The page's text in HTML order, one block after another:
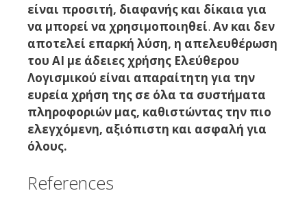
είναι προσιτή, διαφανής και δίκαια για
να μπορεί να χρησιμοποιηθεί. Αν και δεν
αποτελεί επαρκή λύση, η απελευθέρωση
του AI με άδειες χρήσης Ελεύθερου
Λογισμικού είναι απαραίτητη για την
ευρεία χρήση της σε όλα τα συστήματα
πληροφοριών μας, καθιστώντας την πιο
ελεγχόμενη, αξιόπιστη και ασφαλή για
όλους.
References